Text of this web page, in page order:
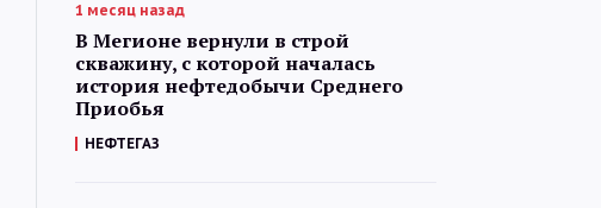
1 месяц назад
В Мегионе вернули в строй
скважину, с которой началась
история нефтедобычи Среднего
Приобья
НЕФТЕГАЗ